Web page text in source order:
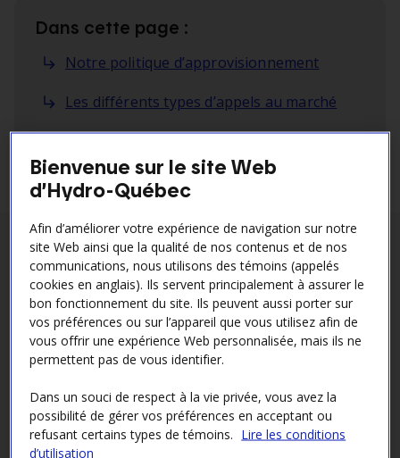
Dans cette page :
Notre politique d’approvisionnement
Les différents types d’appels au marché
Notre politique
d’approvisionnement
En accord avec la politiqueApprovisionnement de
biens meubles et services et gestion des contrats
d’affaires et de gestion visant entre autres à :
acquérir des biens et des services de qualité, dans
Bienvenue sur le site Web
d’Hydro-Québec
Afin d’améliorer votre expérience de navigation sur notre
site Web ainsi que la qualité de nos contenus et de nos
communications, nous utilisons des témoins (appelés
cookies en anglais). Ils servent principalement à assurer le
bon fonctionnement du site. Ils peuvent aussi porter sur
vos préférences ou sur l’appareil que vous utilisez afin de
vous offrir une expérience Web personnalisée, mais ils ne
permettent pas de vous identifier.
Dans un souci de respect à la vie privée, vous avez la
possibilité de gérer vos préférences en acceptant ou
refusant certains types de témoins. Lire les conditions
d’utilisation